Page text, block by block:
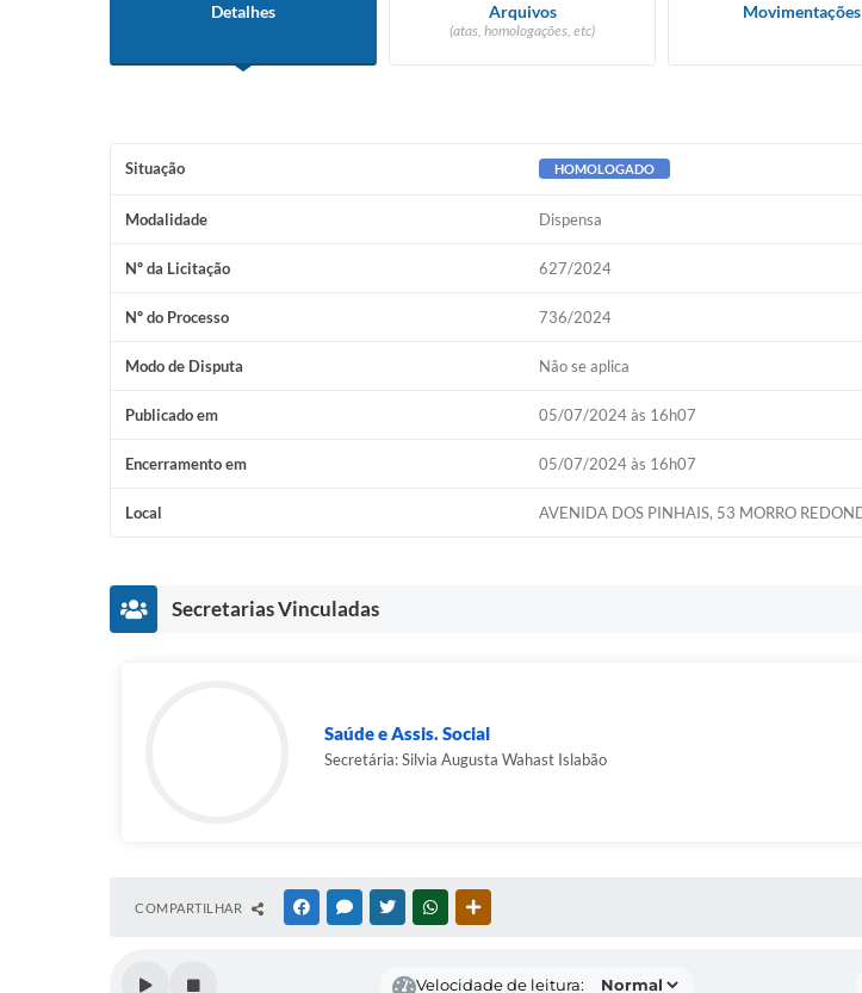
Detalhes Arquivos
(atas, homologações, etc)
Movimentações
Situação HOMOLOGADO
Modalidade Dispensa
Nº da Licitação 627/2024
Nº do Processo 736/2024
Modo de Disputa Não se aplica
Publicado em 05/07/2024 às 16h07
Encerramento em 05/07/2024 às 16h07
Local AVENIDA DOS PINHAIS, 53 MORRO
Secretarias Vinculadas
Saúde e Assis. Social
Secretária: Silvia Augusta Wahast Islabão
COMPARTILHAR FACEBOOKMESSENGER
TWITTERWHATSAPP
Velocidade de leitura: